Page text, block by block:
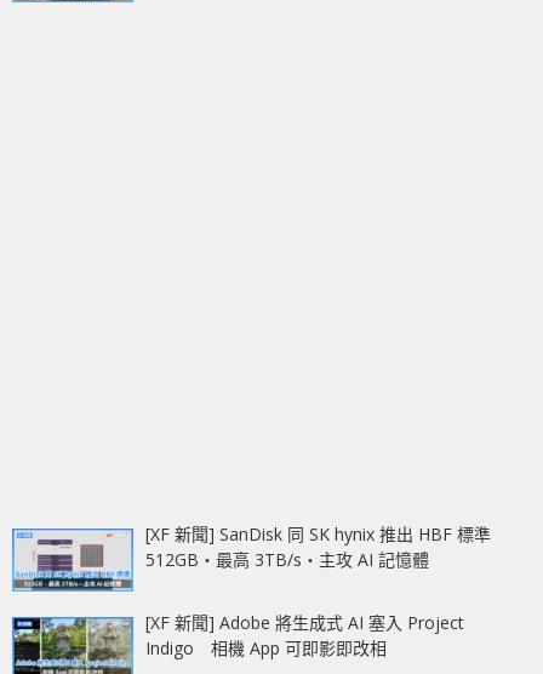
[XF 新聞] SanDisk 同 SK hynix 推出 HBF 標準
512GB‧最高 3TB/s‧主攻 AI 記憶體
[XF 新聞] Adobe 將生成式 AI 塞入 Project
Indigo 相機 App 可即影即改相